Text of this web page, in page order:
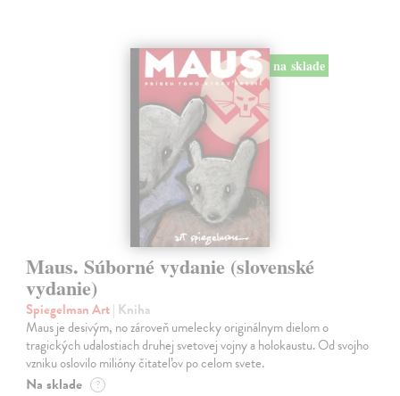
na sklade
Maus. Súborné vydanie (slovenské
vydanie)
Spiegelman Art| Kniha
Maus je desivým, no zároveň umelecky originálnym dielom o
tragických udalostiach druhej svetovej vojny a holokaustu. Od svojho
vzniku oslovilo milióny čitateľov po celom svete.
Na sklade ?